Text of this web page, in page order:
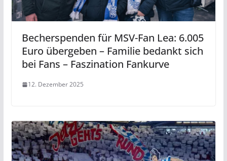
Becherspenden für MSV-Fan Lea: 6.005
Euro übergeben – Familie bedankt sich
bei Fans – Faszination Fankurve
12. Dezember 2025